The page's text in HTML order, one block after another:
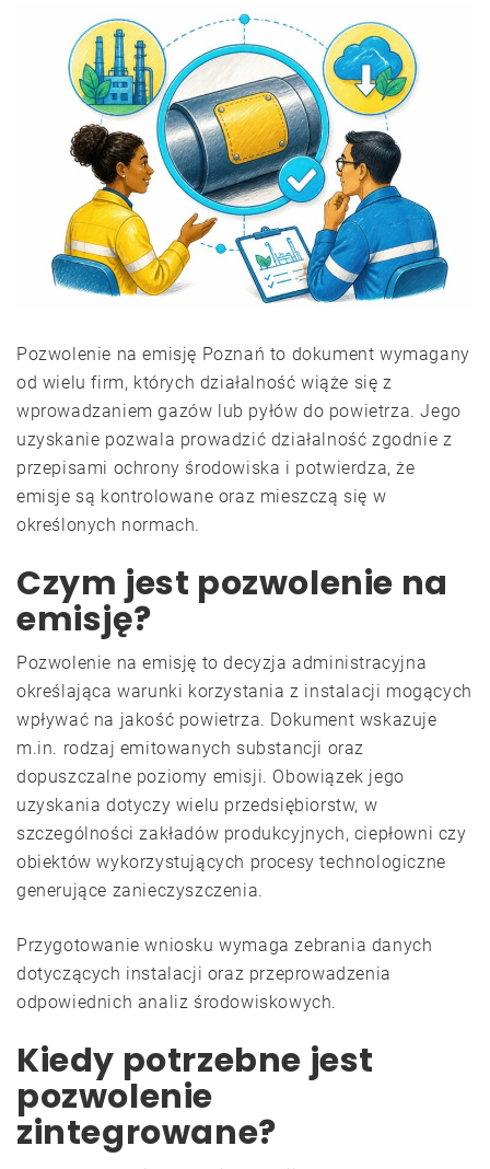
Pozwolenie na emisję Poznań to dokument wymagany
od wielu firm, których działalność wiąże się z
wprowadzaniem gazów lub pyłów do powietrza. Jego
uzyskanie pozwala prowadzić działalność zgodnie z
przepisami ochrony środowiska i potwierdza, że
emisje są kontrolowane oraz mieszczą się w
określonych normach.
Czym jest pozwolenie na
emisję?
Pozwolenie na emisję to decyzja administracyjna
określająca warunki korzystania z instalacji mogących
wpływać na jakość powietrza. Dokument wskazuje
m.in. rodzaj emitowanych substancji oraz
dopuszczalne poziomy emisji. Obowiązek jego
uzyskania dotyczy wielu przedsiębiorstw, w
szczególności zakładów produkcyjnych, ciepłowni czy
obiektów wykorzystujących procesy technologiczne
generujące zanieczyszczenia.
Przygotowanie wniosku wymaga zebrania danych
dotyczących instalacji oraz przeprowadzenia
odpowiednich analiz środowiskowych.
Kiedy potrzebne jest
pozwolenie
zintegrowane?